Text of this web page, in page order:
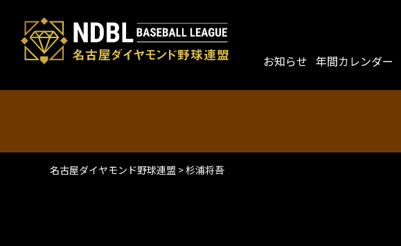
お知らせ 年間カレンダー
名古屋ダイヤモンド野球連盟 >杉浦将吾